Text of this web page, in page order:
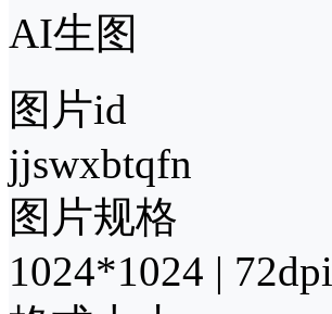
AI生图
图片id
jjswxbtqfn
图片规格
1024*1024 | 72dpi